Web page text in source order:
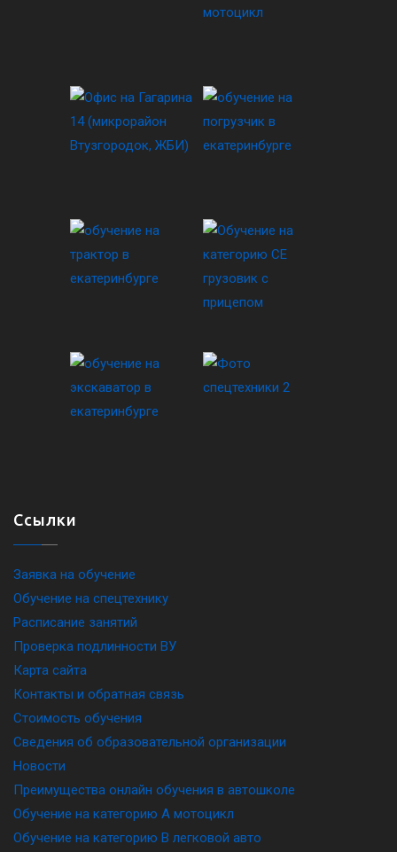
Ссылки
Заявка на обучение
Обучение на спецтехнику
Расписание занятий
Проверка подлинности ВУ
Карта сайта
Контакты и обратная связь
Стоимость обучения
Сведения об образовательной организации
Новости
Преимущества онлайн обучения в автошколе
Обучение на категорию A мотоцикл
Обучение на категорию B легковой авто